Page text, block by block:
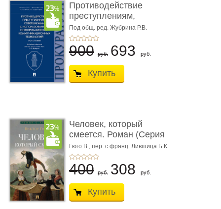
Противодействие
преступлениям,
совершаемым с ...
Под общ. ред. Жубрина Р.В.
900 руб. 693 руб.
Купить
Человек, который
смеется. Роман (Серия
«Роман с ...
Гюго В., пер. с франц. Лившица Б.К.
400 руб. 308 руб.
Купить